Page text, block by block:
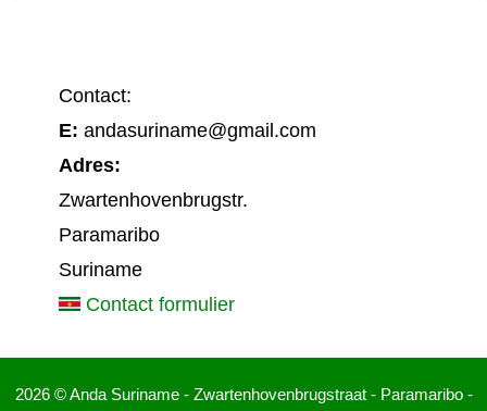
Contact:
E: andasuriname@gmail.com
Adres:
Zwartenhovenbrugstr.
Paramaribo
Suriname
Contact formulier
2026 © Anda Suriname - Zwartenhovenbrugstraat - Paramaribo -